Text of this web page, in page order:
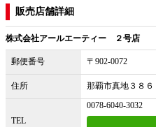
販売店舗詳細
株式会社アールエーティー ２号店
郵便番号 〒902-0072
住所 那覇市真地３８６
TEL
0078-6040-3032